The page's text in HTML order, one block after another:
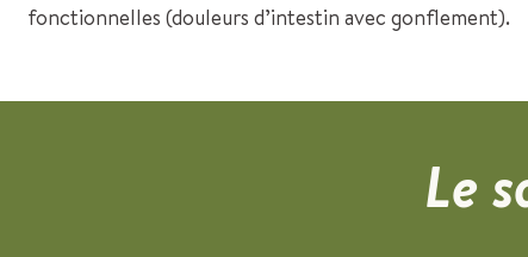
fonctionnelles (douleurs d’intestin avec gonflement).
Le